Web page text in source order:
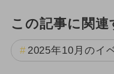
この記事に関連
2025年10月のイ